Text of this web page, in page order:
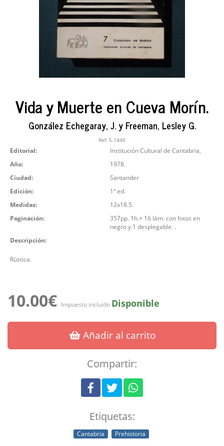
Vida y Muerte en Cueva Morín.
González Echegaray, J. y Freeman, Lesley G.
Ref: 5.1440
Editorial:
Institución Cultural de Cantabria,
Año:
1978.
Ciudad:
Santander
Edición:
1ª ed.
Medidas:
12x18.5.
Paginación:
357pp. 1h.+ 16 lám. con fotos en
negro y 1 desplegable. .
Descripción:
Rústica.
10.00€ Impuesto incluido Disponible
Añadir al carrito
Compartir:
Etiquetas:
Cantabria Prehistoria